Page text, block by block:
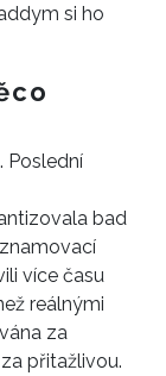
si ho
Poslední
bad
více času
reálnými
za
přitažlivou.